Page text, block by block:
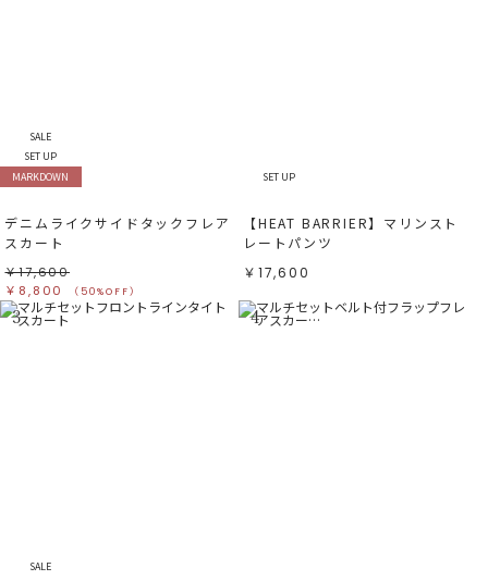
SALE
SET UP
MARKDOWN
デニムライクサイドタックフレア
スカート
￥17,600
￥8,800
（50%OFF）
SET UP
【HEAT BARRIER】マリンスト
レートパンツ
￥17,600
3
SALE
4